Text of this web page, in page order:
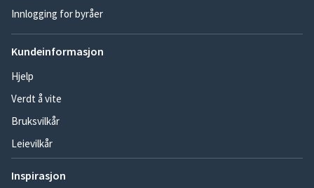
Innlogging for byråer
Kundeinformasjon
Hjelp
Verdt å vite
Bruksvilkår
Leievilkår
Inspirasjon